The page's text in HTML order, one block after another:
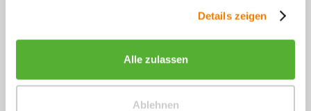
Details zeigen
Alle zulassen
Ablehnen
Sie haben Fragen zu unseren
+49 (0)4244 965 34 04
Mo - Do, 09:00 - 16:00 Uhr
und Fr, 09:00 - 13:00 Uhr